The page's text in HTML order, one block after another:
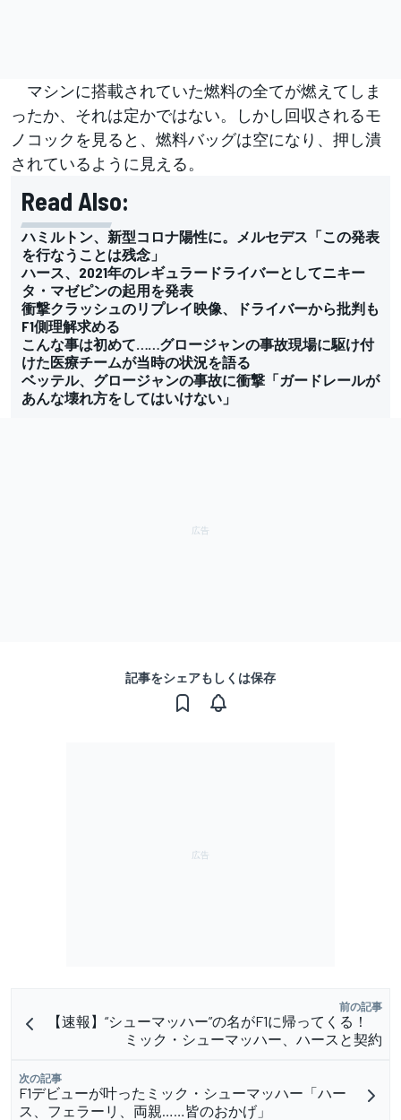
マシンに搭載されていた燃料の全てが燃えてしま
ったか、それは定かではない。しかし回収されるモ
ノコックを見ると、燃料バッグは空になり、押し潰
されているように見える。
Read Also:
ハミルトン、新型コロナ陽性に。メルセデス「この発表
を行なうことは残念」
ハース、2021年のレギュラードライバーとしてニキー
タ・マゼピンの起用を発表
衝撃クラッシュのリプレイ映像、ドライバーから批判も
F1側理解求める
こんな事は初めて……グロージャンの事故現場に駆け付
けた医療チームが当時の状況を語る
ベッテル、グロージャンの事故に衝撃「ガードレールが
あんな壊れ方をしてはいけない」
記事をシェアもしくは保存
前の記事
【速報】“シューマッハー”の名がF1に帰ってくる！
ミック・シューマッハー、ハースと契約
次の記事
F1デビューが叶ったミック・シューマッハー「ハー
ス、フェラーリ、両親……皆のおかげ」